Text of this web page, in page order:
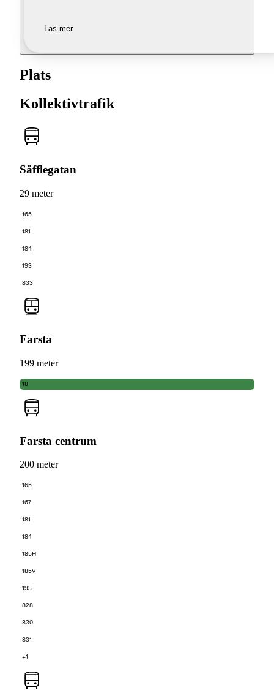
Läs mer
Plats
Kollektivtrafik
Säfflegatan
29 meter
165
181
184
193
833
Farsta
199 meter
18
Farsta centrum
200 meter
165
167
181
184
185H
185V
193
828
830
831
+1